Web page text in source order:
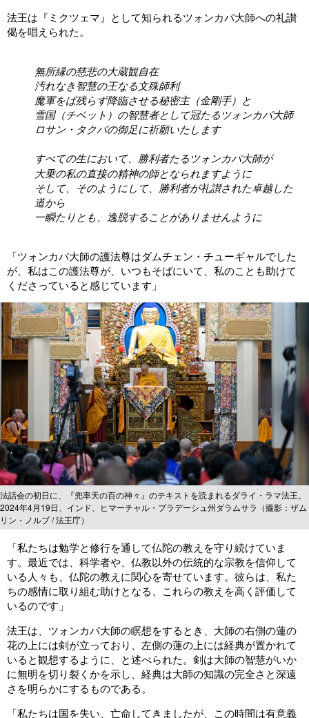
法王は『ミクツェマ』として知られるツォンカパ大師への礼讃
偈を唱えられた。
無所縁の慈悲の大蔵観自在
汚れなき智慧の王なる文殊師利
魔軍をば残らず降臨させる秘密主（金剛手）と
雪国（チベット）の智慧者として冠たるツォンカパ大師
ロサン・タクパの御足に祈願いたします
すべての生において、勝利者たるツォンカパ大師が
大乗の私の直接の精神の師となられますように
そして、そのようにして、勝利者が礼讃された卓越した
道から
一瞬たりとも、逸脱することがありませんように
「ツォンカパ大師の護法尊はダムチェン・チューギャルでした
が、私はこの護法尊が、いつもそばにいて、私のことも助けて
くださっていると感じています」
法話会の初日に、『兜率天の百の神々』のテキストを読まれるダライ・ラマ法王。
2024年4月19日、インド、ヒマーチャル・プラデーシュ州ダラムサラ（撮影：ザム
リン・ノルブ / 法王庁）
「私たちは勉学と修行を通して仏陀の教えを守り続けていま
す。最近では、科学者や、仏教以外の伝統的な宗教を信仰して
いる人々も、仏陀の教えに関心を寄せています。彼らは、私た
ちの感情に取り組む助けとなる、これらの教えを高く評価して
いるのです」
法王は、ツォンカパ大師の瞑想をするとき、大師の右側の蓮の
花の上には剣が立っており、左側の蓮の上には経典が置かれて
いると観想するように、と述べられた。剣は大師の智慧がいか
に無明を切り裂くかを示し、経典は大師の知識の完全さと深遠
さを明らかにするものである。
「私たちは国を失い、亡命してきましたが、この時間は有意義